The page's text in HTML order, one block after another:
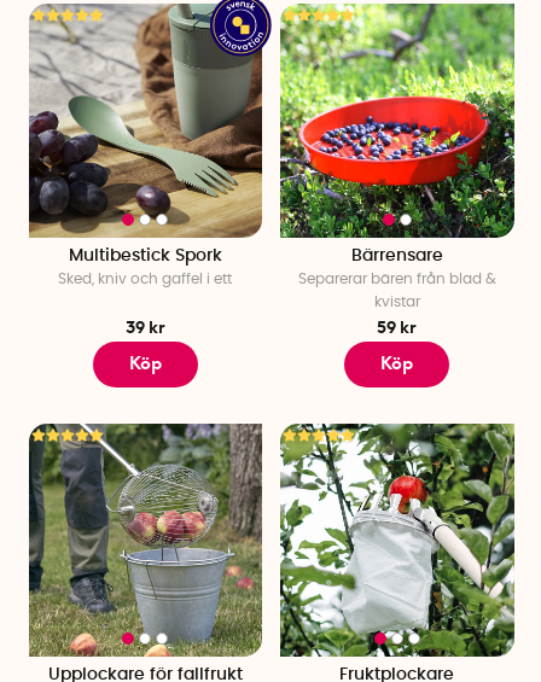
Multibestick Spork
Sked, kniv och gaffel i ett
39 kr
Köp
Bärrensare
Separerar bären från blad &
kvistar
59 kr
Köp
Upplockare för fallfrukt Fruktplockare